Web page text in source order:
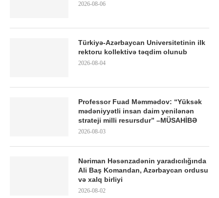
2026-08-06
Türkiyə-Azərbaycan Universitetinin ilk
rektoru kollektivə təqdim olunub
2026-08-04
Professor Fuad Məmmədov: “Yüksək
mədəniyyətli insan daim yenilənən
strateji milli resursdur” –MÜSAHİBƏ
2026-08-03
Nəriman Həsənzadənin yaradıcılığında
Ali Baş Komandan, Azərbaycan ordusu
və xalq birliyi
2026-08-02